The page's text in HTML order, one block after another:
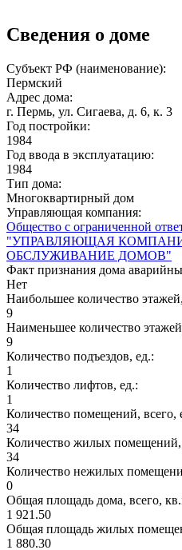
Сведения о доме
Субъект РФ (наименование):
Пермский
Адрес дома:
г. Пермь, ул. Сигаева, д. 6, к. 3
Год постройки:
1984
Год ввода в эксплуатацию:
1984
Тип дома:
Многоквартирный дом
Управляющая компания:
Общество с ограниченной
"УПРАВЛЯЮЩАЯ
ОБСЛУЖИВАНИЕ ДОМОВ"
Факт признания дома
Нет
Наибольшее количество
9
Наименьшее количество
9
Количество подъездов, ед.:
1
Количество лифтов, ед.:
1
Количество помещений, всего,
34
Количество жилых помещений,
34
Количество нежилых
0
Общая площадь дома, всего,
1 921.50
Общая площадь жилых
1 880.30